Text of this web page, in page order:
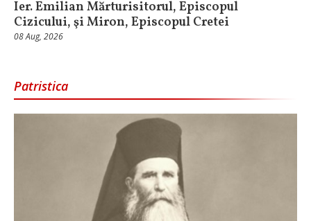
Ier. Emilian Mărturisitorul, Episcopul
Cizicului, şi Miron, Episcopul Cretei
08 Aug, 2026
Patristica